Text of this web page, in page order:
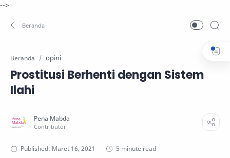
-->
Beranda opini
Prostitusi Berhenti dengan Sistem
Ilahi
5 minute read